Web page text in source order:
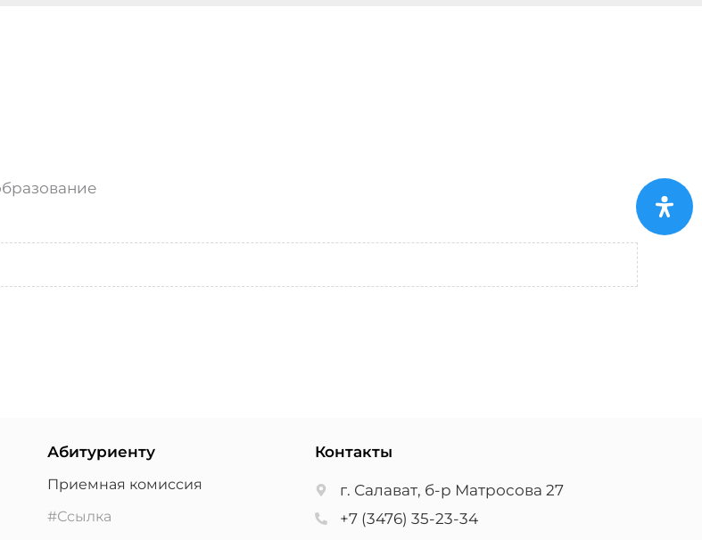
Абитуриенту
Приемная комиссия
#Ссылка
Контакты
г. Салават, б-р Матросова 27
+7 (3476) 35-23-34